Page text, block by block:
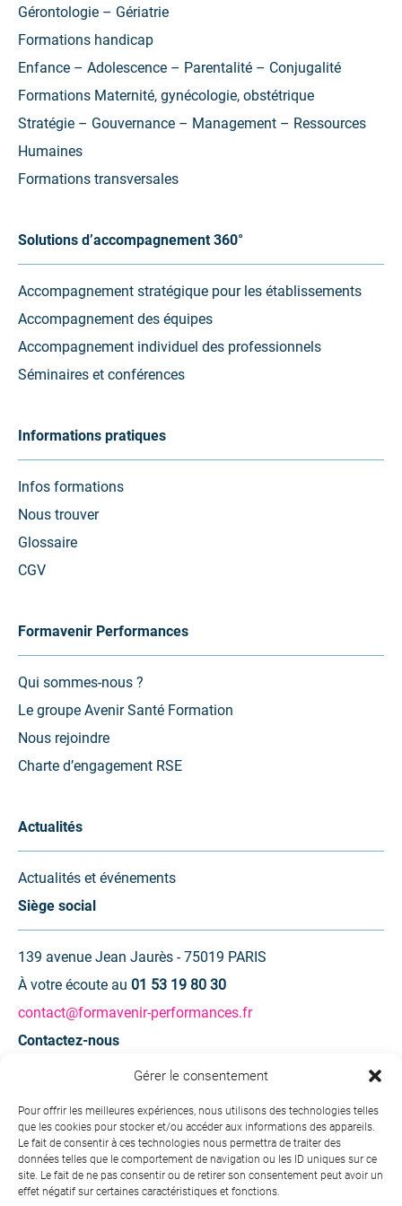
Gérer le consentement
Pour offrir les meilleures expériences, nous utilisons des technologies telles
que les cookies pour stocker et/ou accéder aux informations des appareils.
Le fait de consentir à ces technologies nous permettra de traiter des
données telles que le comportement de navigation ou les ID uniques sur ce
site. Le fait de ne pas consentir ou de retirer son consentement peut avoir un
effet négatif sur certaines caractéristiques et fonctions.
Gérontologie – Gériatrie
Formations handicap
Enfance – Adolescence – Parentalité – Conjugalité
Formations Maternité, gynécologie, obstétrique
Stratégie – Gouvernance – Management – Ressources
Humaines
Formations transversales
Solutions d’accompagnement 360°
Accompagnement stratégique pour les établissements
Accompagnement des équipes
Accompagnement individuel des professionnels
Séminaires et conférences
Informations pratiques
Infos formations
Nous trouver
Glossaire
CGV
Formavenir Performances
Qui sommes-nous ?
Le groupe Avenir Santé Formation
Nous rejoindre
Charte d’engagement RSE
Actualités
Actualités et événements
Siège social
139 avenue Jean Jaurès - 75019 PARIS
À votre écoute au 01 53 19 80 30
contact@formavenir-performances.fr
Contactez-nous
Contactez-nous